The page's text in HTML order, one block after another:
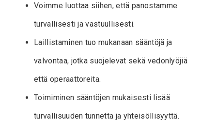
Voimme luottaa siihen, että panostamme
turvallisesti ja vastuullisesti.
Laillistaminen tuo mukanaan sääntöjä ja
valvontaa, jotka suojelevat sekä vedonlyöjiä
että operaattoreita.
Toimiminen sääntöjen mukaisesti lisää
turvallisuuden tunnetta ja yhteisöllisyyttä.